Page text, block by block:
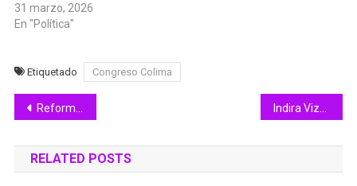
31 marzo, 2026
En "Política"
Etiquetado Congreso Colima
Navegación
de
entradas
Reforma Congreso Ley Estatal del Sistema de Medios de Impugnación en Materia Electoral Indira Vizcaíno otorgó más de 300 aparatos auditivos a personas de todo el estado y acompañó entrega de tarjetas JCF
RELATED POSTS